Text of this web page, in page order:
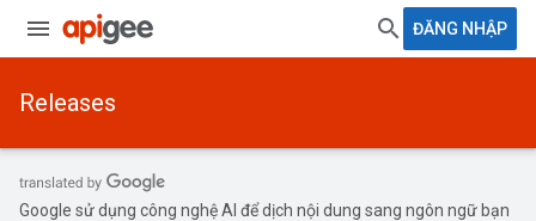
ĐĂNG NHẬP
Releases
Google sử dụng công nghệ AI để dịch nội dung sang ngôn ngữ bạn